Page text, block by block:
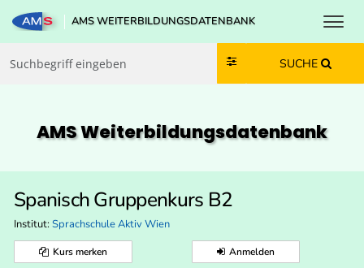
Zum Inhalt springen
Zum Navmenü springen
Zur Suche springen
Zur Footer springen
AMS WEITERBILDUNGSDATENBANK
SUCHE
AMS Weiterbildungs­datenbank
Spanisch Gruppenkurs B2
Institut: Sprachschule Aktiv Wien
Kurs merken Anmelden